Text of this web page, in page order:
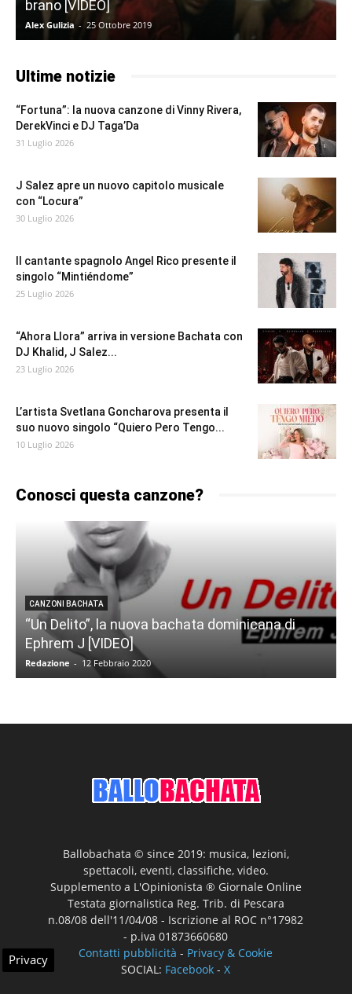
brano [VIDEO]
Alex Gulizia - 25 Ottobre 2019
Ultime notizie
“Fortuna”: la nuova canzone di Vinny Rivera,
DerekVinci e DJ Taga’Da
31 Luglio 2026
J Salez apre un nuovo capitolo musicale
con “Locura”
30 Luglio 2026
Il cantante spagnolo Angel Rico presente il
singolo “Mintiéndome”
25 Luglio 2026
“Ahora Llora” arriva in versione Bachata con
DJ Khalid, J Salez...
23 Luglio 2026
L’artista Svetlana Goncharova presenta il
suo nuovo singolo “Quiero Pero Tengo...
10 Luglio 2026
Conosci questa canzone?
CANZONI BACHATA
“Un Delito”, la nuova bachata dominicana di
Ephrem J [VIDEO]
Redazione - 12 Febbraio 2020
Ballobachata © since 2019: musica, lezioni,
spettacoli, eventi, classifiche, video.
Supplemento a L'Opinionista ® Giornale Online
Testata giornalistica Reg. Trib. di Pescara
n.08/08 dell'11/04/08 - Iscrizione al ROC n°17982
- p.iva 01873660680
Contatti pubblicità - Privacy & Cookie
SOCIAL: Facebook -X
Privacy